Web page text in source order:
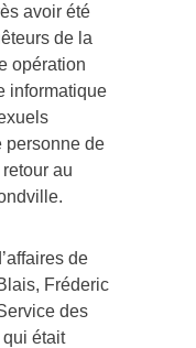
avoir été
de la
opération
informatique
personne de
au
de
Fréderic
des
était